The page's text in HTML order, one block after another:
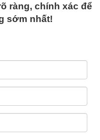
ràng, chính xác để
sớm nhất!